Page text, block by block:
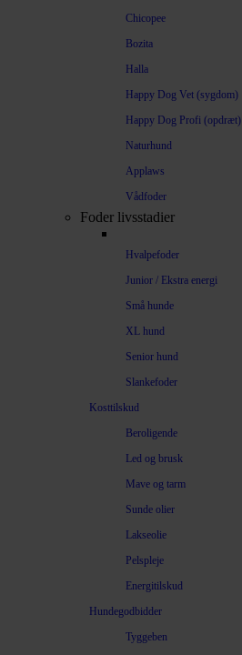
Chicopee
Bozita
Halla
Happy Dog Vet (sygdom)
Happy Dog Profi (opdræt)
Naturhund
Applaws
Vådfoder
Foder livsstadier
Hvalpefoder
Junior / Ekstra energi
Små hunde
XL hund
Senior hund
Slankefoder
Kosttilskud
Beroligende
Led og brusk
Mave og tarm
Sunde olier
Lakseolie
Pelspleje
Energitilskud
Hundegodbidder
Tyggeben